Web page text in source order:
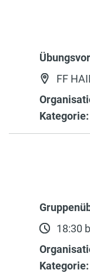
FF
Kategorie:
18:30
Kategorie: